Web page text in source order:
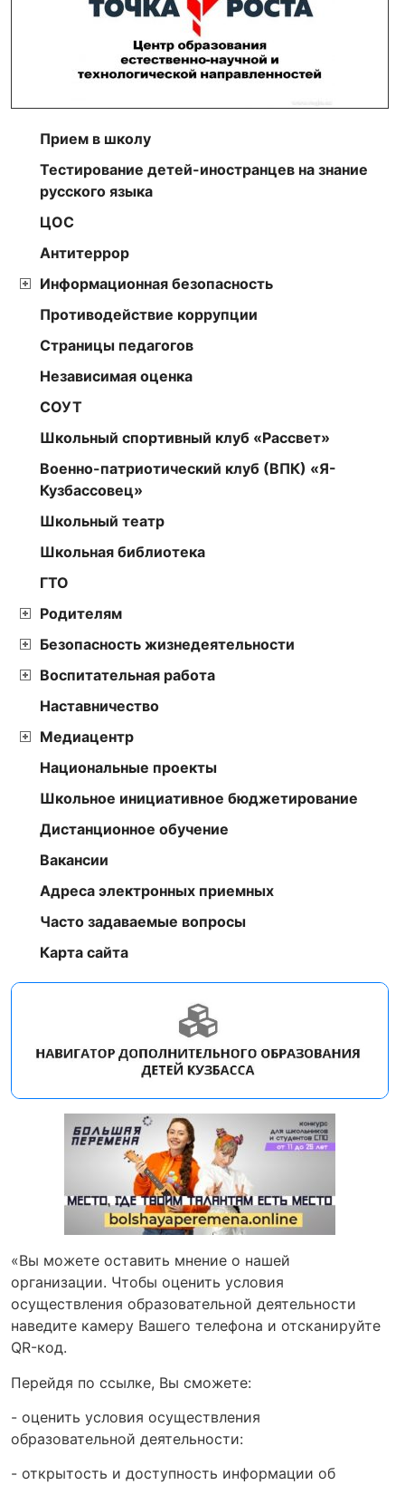
Прием в школу
Тестирование детей-иностранцев на знание
русского языка
ЦОС
Антитеррор
Информационная безопасность
Противодействие коррупции
Страницы педагогов
Независимая оценка
СОУТ
Школьный спортивный клуб «Рассвет»
Военно-патриотический клуб (ВПК) «Я-
Кузбассовец»
Школьный театр
Школьная библиотека
ГТО
Родителям
Безопасность жизнедеятельности
Воспитательная работа
Наставничество
Медиацентр
Национальные проекты
Школьное инициативное бюджетирование
Дистанционное обучение
Вакансии
Адреса электронных приемных
Часто задаваемые вопросы
Карта сайта
«Вы можете оставить мнение о нашей
организации. Чтобы оценить условия
осуществления образовательной деятельности
наведите камеру Вашего телефона и отсканируйте
QR-код.
Перейдя по ссылке, Вы сможете:
- оценить условия осуществления
образовательной деятельности:
- открытость и доступность информации об